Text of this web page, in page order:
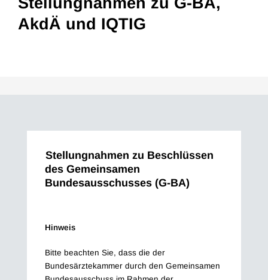
AkdÄ und IQTIG
Stellungnahmen zu Beschlüssen
des Gemeinsamen
Bundesausschusses (G-BA)
Hinweis
Bitte beachten Sie, dass die der
Bundesärztekammer durch den Gemeinsamen